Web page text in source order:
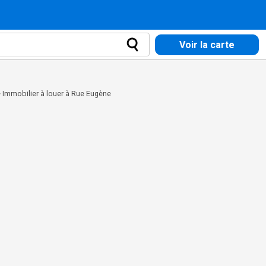
Voir la carte
Immobilier à louer à Rue Eugène